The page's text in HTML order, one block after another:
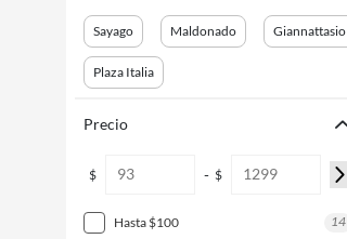
Sayago Maldonado Giannattasio
Plaza Italia
Precio
$ - $
hasta $100
14